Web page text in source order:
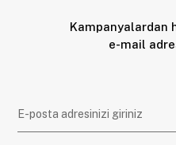
Kampanyalardan
e-mail